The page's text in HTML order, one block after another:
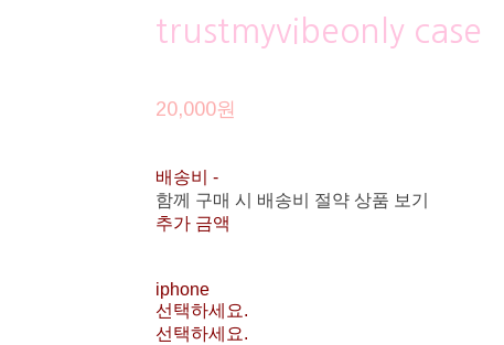
trustmyvibeonly case
20,000원
배송비 -
함께 구매 시 배송비 절약 상품 보기
추가 금액
iphone
선택하세요.
선택하세요.